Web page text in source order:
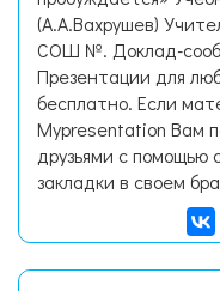
(А.А.Вахрушев)
СОШ №. Доклад-
Презентации для
бесплатно. Если
Mypresentation Вам
друзьями с помощью
закладки в своем